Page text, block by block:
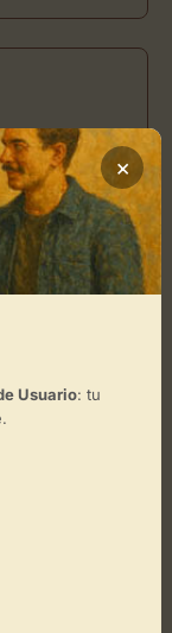
×
Usuario: tu